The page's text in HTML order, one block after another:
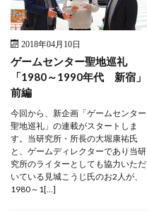
2018年04月10日
ゲームセンター聖地巡礼
「1980～1990年代 新宿」
前編
今回から、新企画「ゲームセンター
聖地巡礼」の連載がスタートしま
す。当研究所・所長の大堀康祐氏
と、ゲームディレクターであり当研
究所のライターとしても協力いただ
いている見城こうじ氏のお2人が、
1980～1[…]